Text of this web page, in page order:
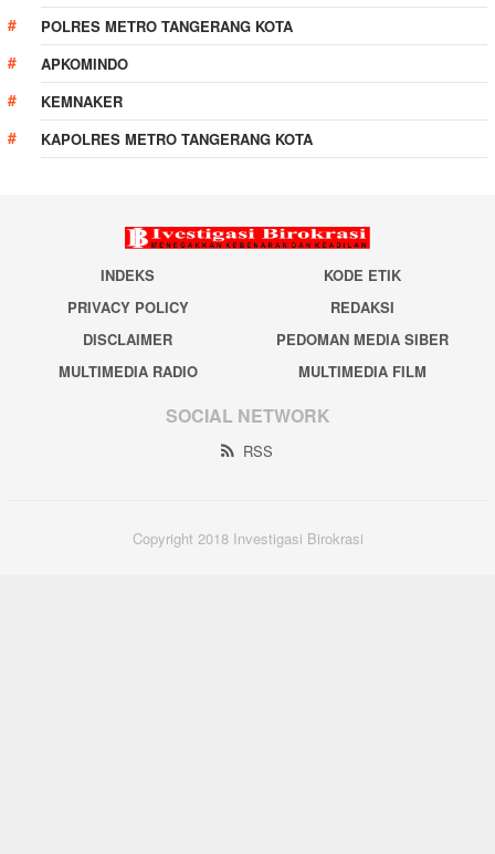
POLRES METRO TANGERANG KOTA
APKOMINDO
KEMNAKER
KAPOLRES METRO TANGERANG KOTA
INDEKS
KODE ETIK
PRIVACY POLICY
REDAKSI
DISCLAIMER
PEDOMAN MEDIA SIBER
MULTIMEDIA RADIO
MULTIMEDIA FILM
SOCIAL NETWORK
RSS
Copyright 2018 Investigasi Birokrasi